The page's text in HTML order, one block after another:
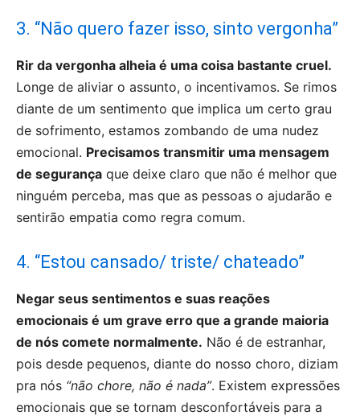
3. “Não quero fazer isso, sinto vergonha”
Rir da vergonha alheia é uma coisa bastante cruel.
Longe de aliviar o assunto, o incentivamos. Se rimos
diante de um sentimento que implica um certo grau
de sofrimento, estamos zombando de uma nudez
emocional. Precisamos transmitir uma mensagem
de segurança que deixe claro que não é melhor que
ninguém perceba, mas que as pessoas o ajudarão e
sentirão empatia como regra comum.
4. “Estou cansado/ triste/ chateado”
Negar seus sentimentos e suas reações
emocionais é um grave erro que a grande maioria
de nós comete normalmente. Não é de estranhar,
pois desde pequenos, diante do nosso choro, diziam
pra nós “não chore, não é nada”. Existem expressões
emocionais que se tornam desconfortáveis para a